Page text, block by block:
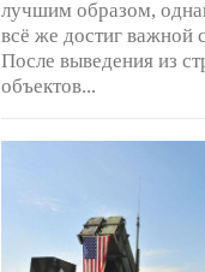
лучшим образом,
всё же достиг важной
После выведения из
объектов...